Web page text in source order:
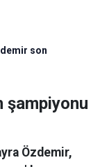
son
şampiyonu
Özdemir,